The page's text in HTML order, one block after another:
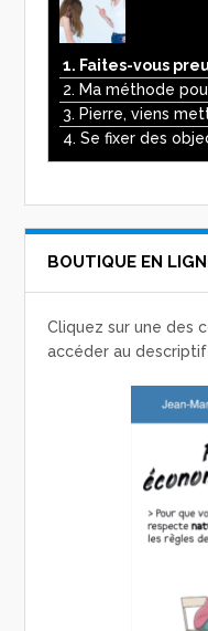
3. Pierre, viens
4. Se fixer des
BOUTIQUE EN
Cliquez sur une des
accéder au